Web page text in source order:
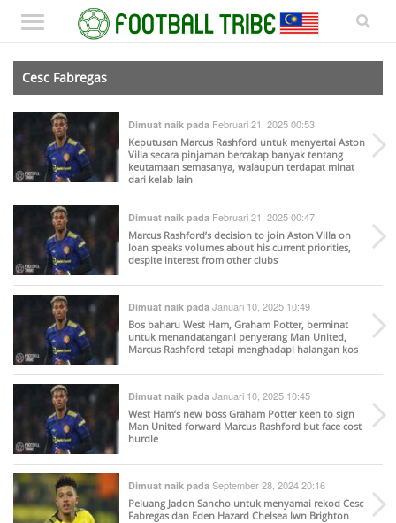
Cesc Fabregas
Dimuat naik pada Februari 21, 2025 00:53
Keputusan Marcus Rashford untuk menyertai Aston
Villa secara pinjaman bercakap banyak tentang
keutamaan semasanya, walaupun terdapat minat
dari kelab lain
Dimuat naik pada Februari 21, 2025 00:47
Marcus Rashford’s decision to join Aston Villa on
loan speaks volumes about his current priorities,
despite interest from other clubs
Dimuat naik pada Januari 10, 2025 10:49
Bos baharu West Ham, Graham Potter, berminat
untuk menandatangani penyerang Man United,
Marcus Rashford tetapi menghadapi halangan kos
Dimuat naik pada Januari 10, 2025 10:45
West Ham’s new boss Graham Potter keen to sign
Man United forward Marcus Rashford but face cost
hurdle
Dimuat naik pada September 28, 2024 20:16
Peluang Jadon Sancho untuk menyamai rekod Cesc
Fabregas dan Eden Hazard Chelsea lwn Brighton